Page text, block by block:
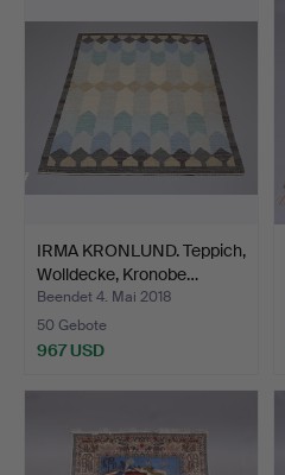
IRMA KRONLUND. Teppich,
Wolldecke, Kronobe…
Beendet 4. Mai 2018
50 Gebote
967 USD